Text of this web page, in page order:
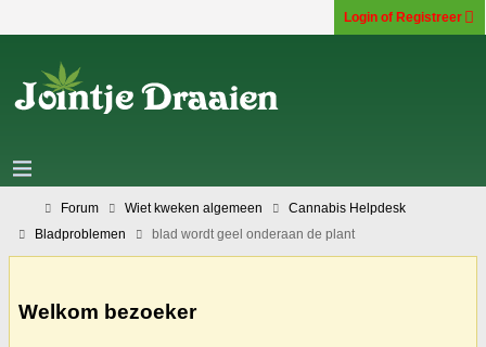
Login of Registreer
Forum Wiet kweken algemeen
Cannabis Helpdesk
Bladproblemen
blad wordt geel onderaan de plant
Welkom bezoeker